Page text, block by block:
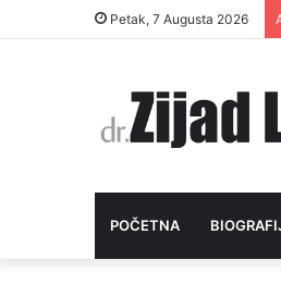
Petak, 7 Augusta 2026
POČETNA